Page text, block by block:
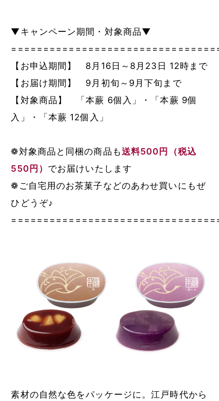
▼キャンペーン期間・対象商品▼
【お申込期間】 8月16日～8月23日 12時まで
【お届け期間】 9月初旬～9月下旬まで
【対象商品】 「本蕨 6個入」・「本蕨 9個
入」・「本蕨 12個入」
❁対象商品と同梱の商品も送料500円（税込
550円） でお届けいたします
❁ご自宅用のお茶菓子などのあわせ買いにもぜ
ひどうぞ♪
素材の自然な色をパッケージに。江戸時代から